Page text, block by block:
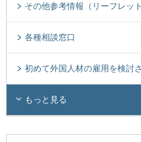
その他参考情報（リーフレット
各種相談窓口
初めて外国人材の雇用を検討
もっと見る